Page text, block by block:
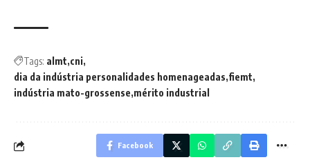
Tags: almt cni
dia da indústria personalidades homenageadas fiemt
indústria mato-grossense mérito industrial
Facebook